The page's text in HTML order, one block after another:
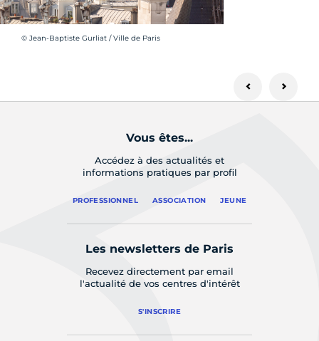
Crédit photo :
© Jean-Baptiste Gurliat / Ville de Paris
Vous êtes...
Accédez à des actualités et
informations pratiques par profil
PROFESSIONNEL ASSOCIATION JEUNE
Les newsletters de Paris
Recevez directement par email
l'actualité de vos centres d'intérêt
S'INSCRIRE